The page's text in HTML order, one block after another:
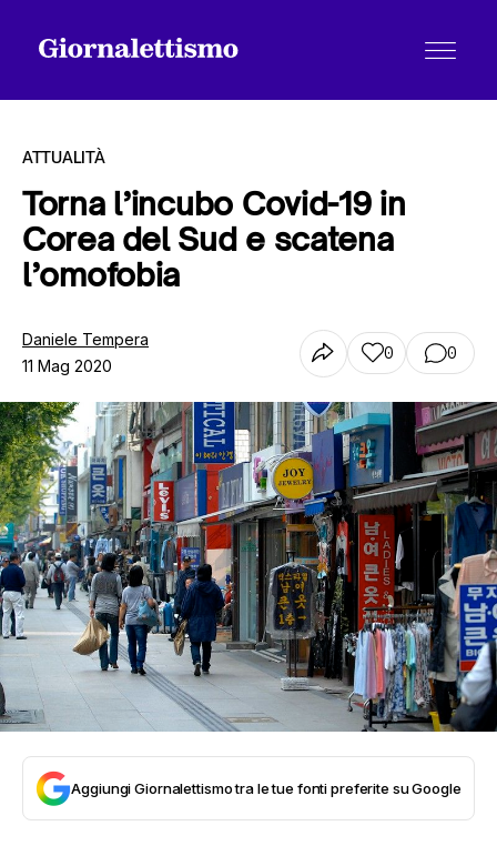
Tutti gli articoli
Chi siamo
Contatti
ATTUALITÀ
Torna l’incubo Covid-19 in
Corea del Sud e scatena
l’omofobia
Daniele Tempera
11 Mag 2020
0 0
Aggiungi Giornalettismo tra le tue fonti preferite su Google